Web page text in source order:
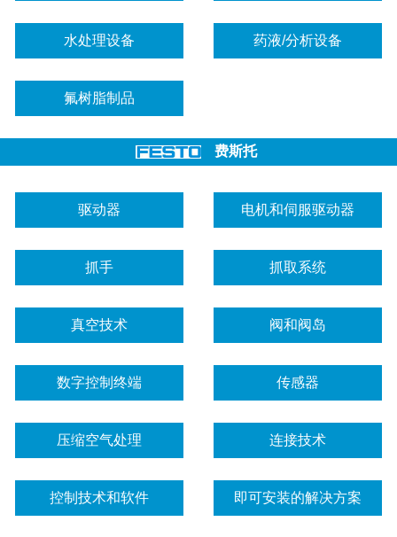
水处理设备 药液/分析设备
氟树脂制品
费斯托
驱动器 电机和伺服驱动器
抓手 抓取系统
真空技术 阀和阀岛
数字控制终端 传感器
压缩空气处理 连接技术
控制技术和软件 即可安装的解决方案